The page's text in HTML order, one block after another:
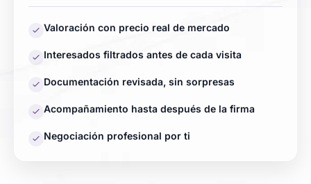
Valoración con precio real de mercado
Interesados filtrados antes de cada visita
Documentación revisada, sin sorpresas
Acompañamiento hasta después de la firma
Negociación profesional por ti